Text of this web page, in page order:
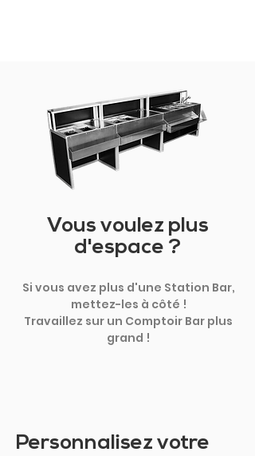
Vous voulez plus
d'espace ?
Si vous avez plus d'une Station Bar,
mettez-les à côté !
Travaillez sur un Comptoir Bar plus
grand !
Personnalisez votre